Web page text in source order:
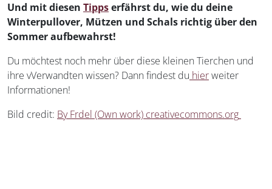
Und mit diesen Tippserfährst du, wie du deine
Winterpullover, Mützen und Schals richtig über den
Sommer aufbewahrst!
Du möchtest noch mehr über diese kleinen Tierchen und
ihre vVerwandten wissen? Dann findest du hierweiter
Informationen!
Bild credit: By Frdel (Own work) creativecommons.org